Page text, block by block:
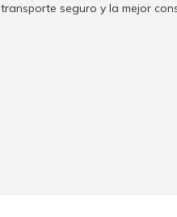
transporte seguro y la mejor